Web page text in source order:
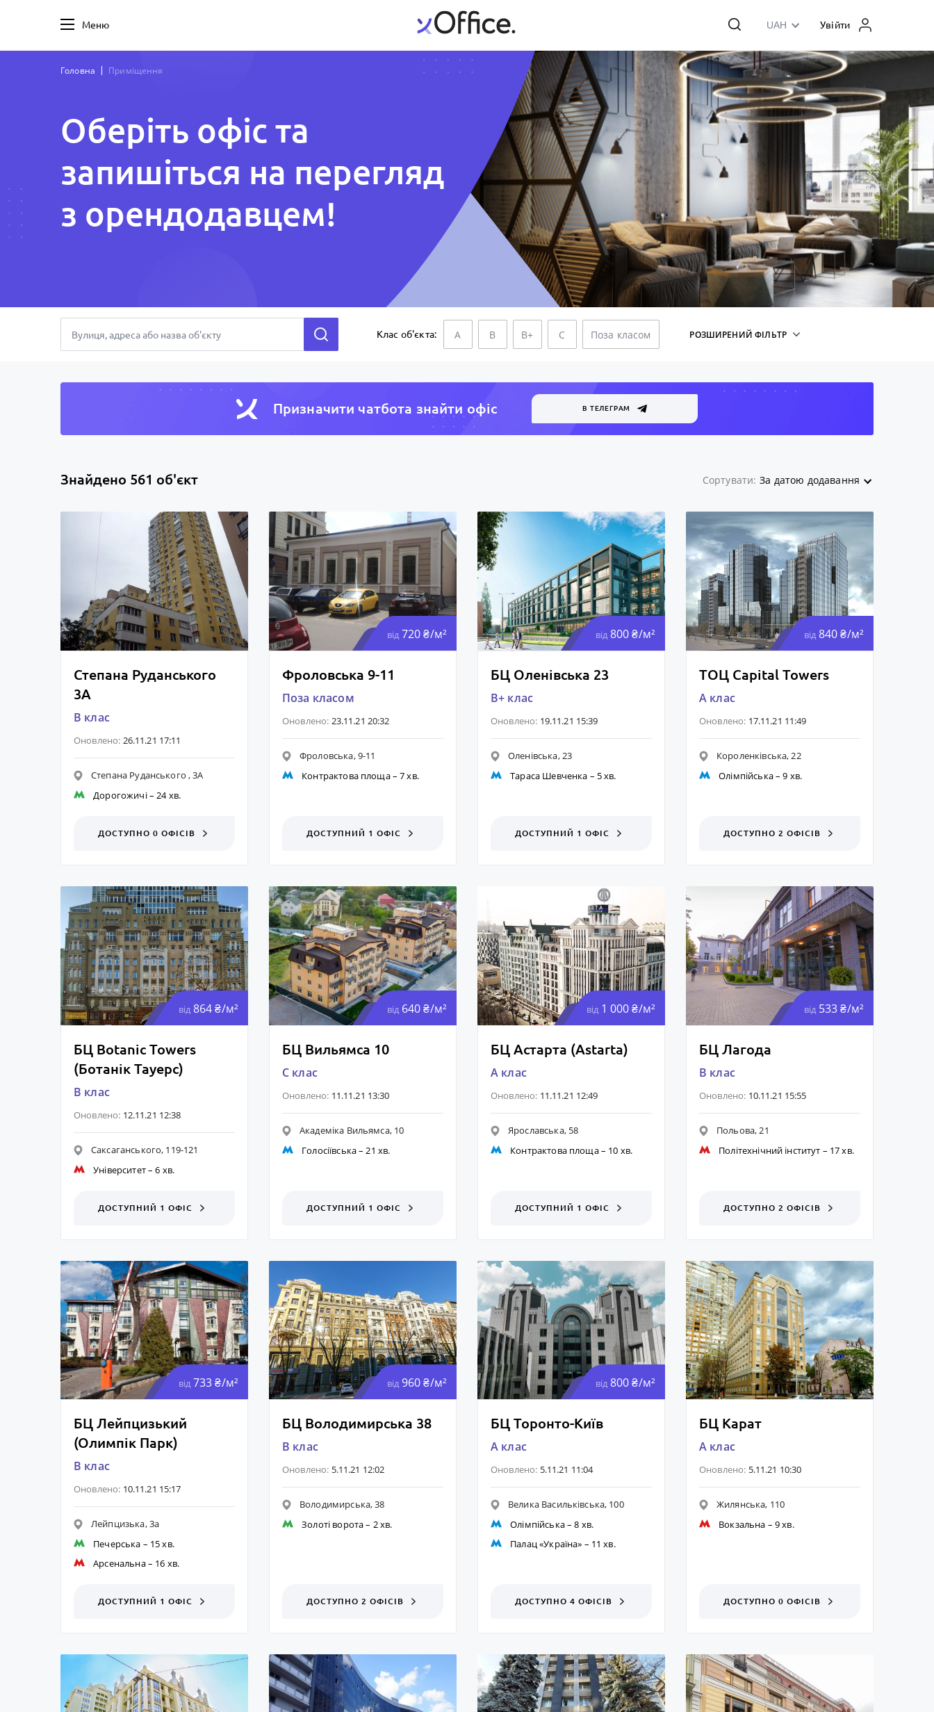
Меню UAH Увійти
Головна Приміщення
Оберіть офіс та
запишіться на перегляд
з орендодавцем!
РОЗШИРЕНИЙ ФІЛЬТР
Клас об'єкта: A B B+ C Поза класом
Призначити чатбота знайти офiс В ТЕЛЕГРАМ
Знайдено 561 об'єкт Сортувати: За датою додавання
Степана Руданського
3А
B клас
Оновлено: 26.11.21 17:11
Степана Руданського , 3А
Дорогожичі– 24 хв.
ДОСТУПНО 0 ОФІСІВ
від 720 ₴/м²
Фроловська 9-11
Поза класом
Оновлено: 23.11.21 20:32
Фроловська, 9-11
Контрактова площа– 7 хв.
ДОСТУПНИЙ 1 ОФІС
від 800 ₴/м²
БЦ Оленівська 23
B+ клас
Оновлено: 19.11.21 15:39
Оленівська, 23
Тараса Шевченка – 5 хв.
ДОСТУПНИЙ 1 ОФІС
від 840 ₴/м²
ТОЦ Capital Towers
A клас
Оновлено: 17.11.21 11:49
Короленківська, 22
Олімпійська– 9 хв.
ДОСТУПНО 2 ОФІСІВ
від 864 ₴/м²
БЦ Botanic Towers
(Ботанік Тауерс)
B клас
Оновлено: 12.11.21 12:38
Саксаганського, 119-121
Університет– 6 хв.
ДОСТУПНИЙ 1 ОФІС
від 640 ₴/м²
БЦ Вильямса 10
C клас
Оновлено: 11.11.21 13:30
Академіка Вильямса, 10
Голосіївська– 21 хв.
ДОСТУПНИЙ 1 ОФІС
від 1 000 ₴/м²
БЦ Астарта (Astarta)
A клас
Оновлено: 11.11.21 12:49
Ярославська, 58
Контрактова площа– 10 хв.
ДОСТУПНИЙ 1 ОФІС
від 533 ₴/м²
БЦ Лагода
B клас
Оновлено: 10.11.21 15:55
Польова, 21
Політехнічний інститут – 17 хв.
ДОСТУПНО 2 ОФІСІВ
від 733 ₴/м²
БЦ Лейпцизький
(Олимпік Парк)
B клас
Оновлено: 10.11.21 15:17
Лейпцизька, 3а
Печерська – 15 хв.
Арсенальна– 16 хв.
ДОСТУПНИЙ 1 ОФІС
від 960 ₴/м²
БЦ Володимирська 38
B клас
Оновлено: 5.11.21 12:02
Володимирська, 38
Золоті ворота– 2 хв.
ДОСТУПНО 2 ОФІСІВ
від 800 ₴/м²
БЦ Торонто-Київ
A клас
Оновлено: 5.11.21 11:04
Велика Васильківська, 100
Олімпійська– 8 хв.
Палац «Україна» – 11 хв.
ДОСТУПНО 4 ОФІСІВ
БЦ Карат
A клас
Оновлено: 5.11.21 10:30
Жилянська, 110
Вокзальна – 9 хв.
ДОСТУПНО 0 ОФІСІВ